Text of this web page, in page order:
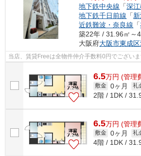
地下鉄中央線 「深
地下鉄千日前線 「
近鉄難波・奈良線 「
築22年 / 31.96㎡～
大阪府大阪市東成区
当店、賃貸Freeは全物件仲介手数料0円でございま
6.5万円 (管理
敷金 0ヶ月 礼
2階 / 1DK /
6.5万円 (管理
敷金 0ヶ月 礼
4階 / 1DK /